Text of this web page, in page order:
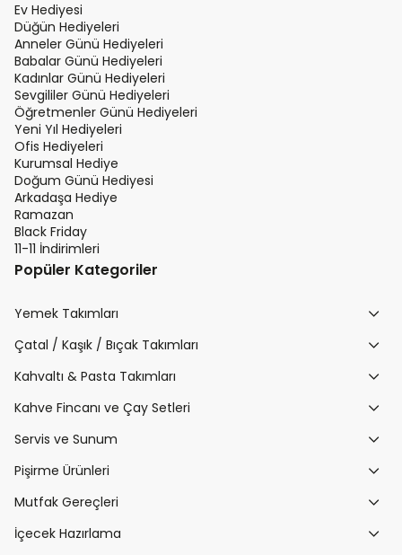
Ev Hediyesi
Düğün Hediyeleri
Anneler Günü Hediyeleri
Babalar Günü Hediyeleri
Kadınlar Günü Hediyeleri
Sevgililer Günü Hediyeleri
Öğretmenler Günü Hediyeleri
Yeni Yıl Hediyeleri
Ofis Hediyeleri
Kurumsal Hediye
Doğum Günü Hediyesi
Arkadaşa Hediye
Ramazan
Black Friday
11-11 İndirimleri
Popüler Kategoriler
Yemek Takımları
Çatal / Kaşık / Bıçak Takımları
Kahvaltı & Pasta Takımları
Kahve Fincanı ve Çay Setleri
Servis ve Sunum
Pişirme Ürünleri
Mutfak Gereçleri
İçecek Hazırlama